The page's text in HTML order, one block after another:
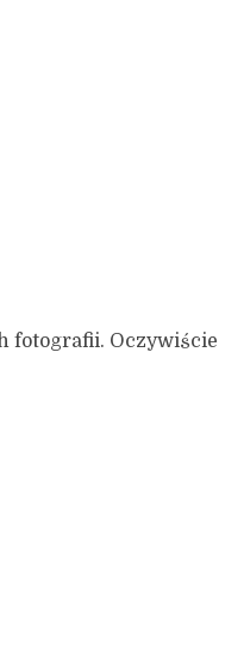
fotografii. Oczywiście